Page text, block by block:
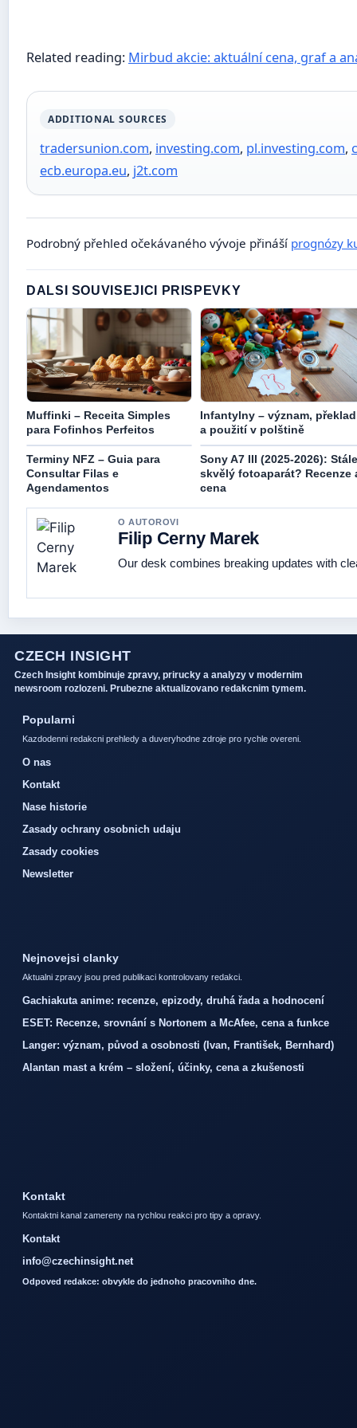
Related reading: Mirbud akcie: aktuální cena, graf a
ADDITIONAL SOURCES
tradersunion.com, investing.com, pl.investing.com,
ecb.europa.eu, j2t.com
Podrobný přehled očekávaného vývoje přináší prognózy
DALSI SOUVISEJICI PRISPEVKY
Muffinki – Receita Simples
para Fofinhos Perfeitos
Infantylny – význam, překlad
a použití v polštině
Terminy NFZ – Guia para
Consultar Filas e
Agendamentos
Sony A7 III (2025-2026): Stále
skvělý fotoaparát? Recenze
cena
O AUTOROVI
Filip Cerny Marek
Our desk combines breaking updates with
CZECH INSIGHT
Czech Insight kombinuje zpravy, prirucky a analyzy v modernim
newsroom rozlozeni. Prubezne aktualizovano redakcnim tymem.
Popularni
Kazdodenni redakcni prehledy a duveryhodne zdroje pro rychle overeni.
O nas
Kontakt
Nase historie
Zasady ochrany osobnich udaju
Zasady cookies
Newsletter
Nejnovejsi clanky
Aktualni zpravy jsou pred publikaci kontrolovany redakci.
Gachiakuta anime: recenze, epizody, druhá řada a hodnocení
ESET: Recenze, srovnání s Nortonem a McAfee, cena a funkce
Langer: význam, původ a osobnosti (Ivan, František, Bernhard)
Alantan mast a krém – složení, účinky, cena a zkušenosti
Kontakt
Kontaktni kanal zamereny na rychlou reakci pro tipy a opravy.
Kontakt
info@czechinsight.net
Odpoved redakce: obvykle do jednoho pracovniho dne.